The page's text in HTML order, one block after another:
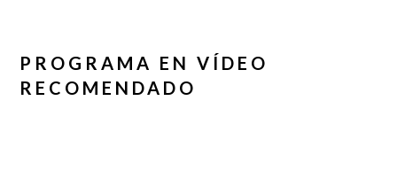
PROGRAMA EN VÍDEO
RECOMENDADO